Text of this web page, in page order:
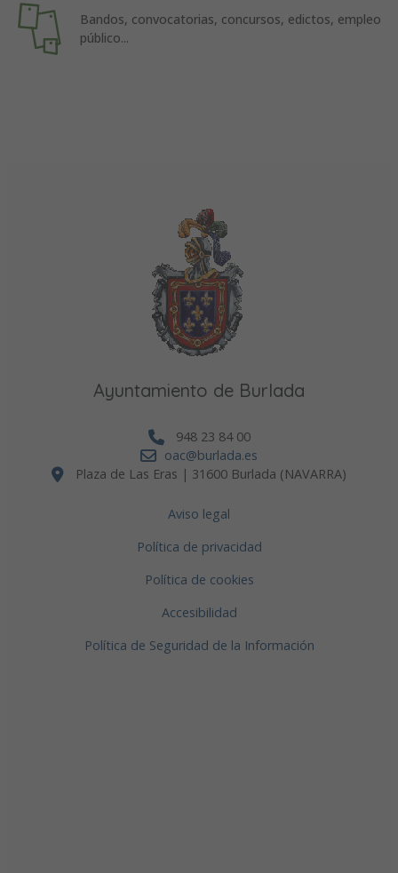
Bandos, convocatorias, concursos, edictos, empleo
público...
Ayuntamiento de Burlada
948 23 84 00
oac@burlada.es
Plaza de Las Eras | 31600 Burlada (NAVARRA)
Aviso legal
Política de privacidad
Política de cookies
Accesibilidad
Política de Seguridad de la Información